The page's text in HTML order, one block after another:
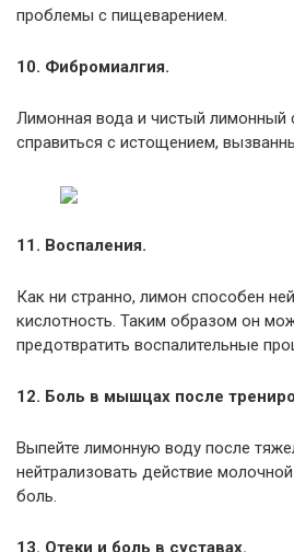
проблемы с пищеварением.
10. Фибромиалгия.
Лимонная вода и чистый лимонный
справиться с истощением,
11. Воспаления.
Как ни странно, лимон способен
кислотность. Таким образом он
предотвратить воспалительные
12. Боль в мышцах после
Выпейте лимонную воду после
нейтрализовать действие
боль.
13. Отеки и боль в суставах.